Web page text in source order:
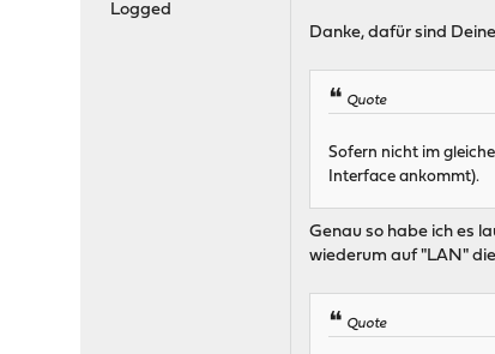
Logged
Danke, dafür sind
Quote
Sofern nicht im
Interface ankommt).
Genau so habe ich es
wiederum auf "LAN"
Quote